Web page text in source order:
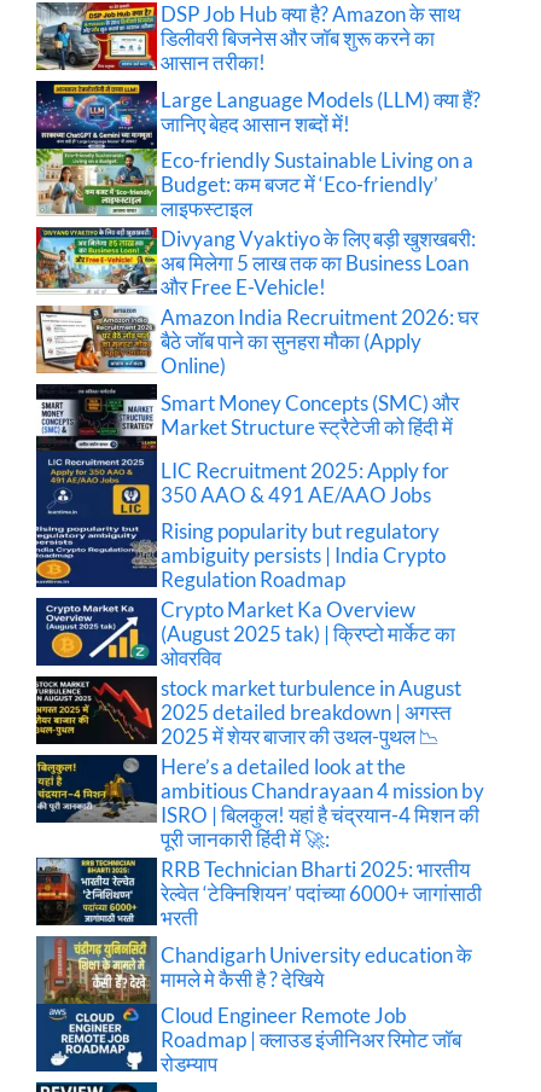
DSP Job Hub क्या है? Amazon के साथ
डिलीवरी बिजनेस और जॉब शुरू करने का
आसान तरीका!
Large Language Models (LLM) क्या हैं?
जानिए बेहद आसान शब्दों में!
Eco-friendly Sustainable Living on a
Budget: कम बजट में ‘Eco-friendly’
लाइफस्टाइल
Divyang Vyaktiyo के लिए बड़ी खुशखबरी:
अब मिलेगा 5 लाख तक का Business Loan
और Free E-Vehicle!
Amazon India Recruitment 2026: घर
बैठे जॉब पाने का सुनहरा मौका (Apply
Online)
Smart Money Concepts (SMC) और
Market Structure स्ट्रैटेजी को हिंदी में
LIC Recruitment 2025: Apply for
350 AAO & 491 AE/AAO Jobs
Rising popularity but regulatory
ambiguity persists | India Crypto
Regulation Roadmap
Crypto Market Ka Overview
(August 2025 tak) | क्रिप्टो मार्केट का
ओवरविव
stock market turbulence in August
2025 detailed breakdown | अगस्त
2025 में शेयर बाजार की उथल-पुथल 📉
Here’s a detailed look at the
ambitious Chandrayaan 4 mission by
ISRO | बिलकुल! यहां है चंद्रयान-4 मिशन की
पूरी जानकारी हिंदी में 🚀:
RRB Technician Bharti 2025: भारतीय
रेल्वेत ‘टेक्निशियन’ पदांच्या 6000+ जागांसाठी
भरती
Chandigarh University education के
मामले मे कैसी है ? देखिये
Cloud Engineer Remote Job
Roadmap | क्लाउड इंजीनिअर रिमोट जॉब
रोडम्याप